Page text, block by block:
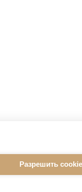
Разрешить cookie